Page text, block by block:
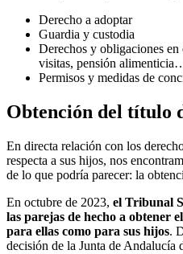
Derecho a adoptar
Guardia y custodia
Derechos y obligaciones en
visitas, pensión
Permisos y medidas de
Obtención del título
En directa relación con los
respecta a sus hijos, nos
de lo que podría parecer: la
En octubre de 2023, el Tribunal
las parejas de hecho a obtener
para ellas como para sus hijos.
decisión de la Junta de Andalucía